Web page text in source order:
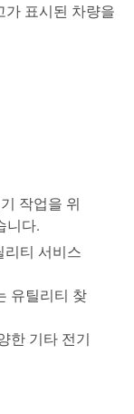
가 표시된 차량을
작업을 위
니다.
리티 서비스
유틸리티 찾
한 기타 전기